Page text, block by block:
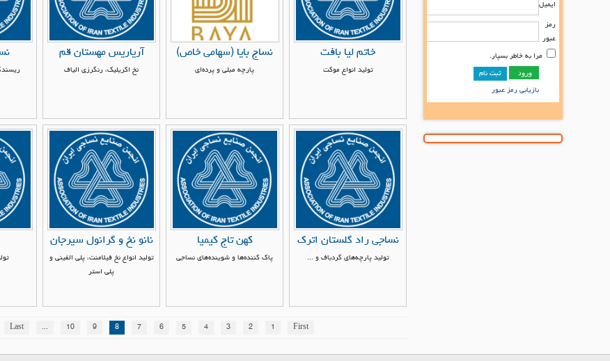
ایمیل
رمز
عبور
مرا به خاطر بسپار.
ثبت نام
بازیابی رمز عبور
خاتم لیا بافت
تولید انواع موکت
نساج بایا (سهامی خاص)
پارچه مبلی و پرده‌ای
آریاریس مهستان قم
نخ اکریلیک، رنگرزی الیاف
نساجی راد گلستان اترک
تولید پارچه‌های گردباف و ...
کهن تاج کیمیا
پاک کننده‌ها و شوینده‌های نساجی
نانو نخ و گرانول سیرجان
تولید انواع نخ فیلامنت، پلی الفینی و
پلی استر
First
1
2
3
4
5
6
7
8
9
10
...
Last